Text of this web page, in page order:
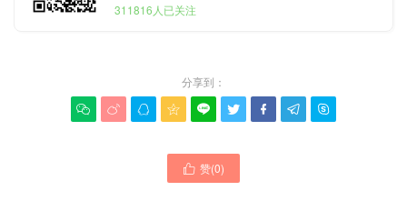
311816人已关注
分享到：
        
 赞(0)